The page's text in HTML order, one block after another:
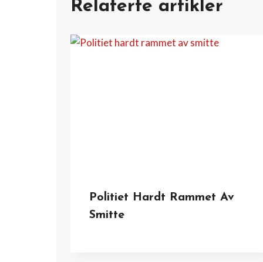
Relaterte artikler
Politiet Hardt Rammet Av
Smitte